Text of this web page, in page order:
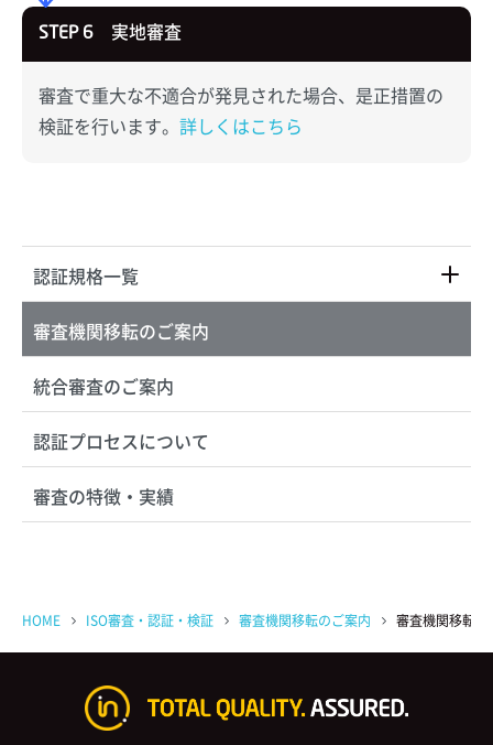
STEP 6 実地審査
審査で重大な不適合が発見された場合、是正措置の
検証を行います。 詳しくはこちら
認証規格一覧
審査機関移転のご案内
統合審査のご案内
認証プロセスについて
審査の特徴・実績
HOME ISO審査・認証・検証 審査機関移転のご案内 審査機関移転